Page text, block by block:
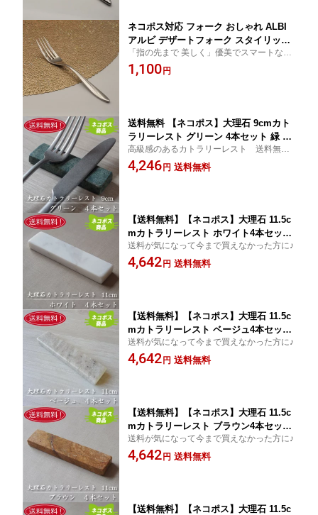
ネコポス対応 フォーク おしゃれ ALBI
アルビ デザートフォーク スタイリッシ
ュ 銀 シルバー 持ちやすい 18-8 ステン
レス レストラン オシャレ 食洗機対応
「指の先まで 美しく」優美でスマートなフ
ォーク
1,100 円
送料無料 【ネコポス】大理石 9cmカト
ラリーレスト グリーン 4本セット 緑 箸
置き 箸置き 高級感 レストラン おしゃ
れ オシャレ ペア キッチン用品 食器 天
高級感のあるカトラリーレスト 送料無料
でお得です！
4,246 円 送料無料
【送料無料】【ネコポス】大理石 11.5c
mカトラリーレスト ホワイト4本セット
業務用 箸置き おしゃれ オシャレ ペア
キッチン用品 食器 天然素材 石 大理石
送料が気になって今まで買えなかった方に♪
4,642 円 送料無料
【送料無料】【ネコポス】大理石 11.5c
mカトラリーレスト ベージュ4本セット
業務用 箸置き おしゃれ オシャレ ペア
キッチン用品 食器 天然素材 石 大理石
送料が気になって今まで買えなかった方に♪
4,642 円 送料無料
【送料無料】【ネコポス】大理石 11.5c
mカトラリーレスト ブラウン4本セット
業務用 箸置き おしゃれ オシャレ ペア
キッチン用品 食器 天然素材 石 大理石
送料が気になって今まで買えなかった方に♪
4,642 円 送料無料
【送料無料】【ネコポス】大理石 11.5c